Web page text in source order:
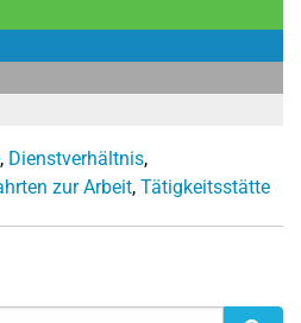
, Dienstverhältnis,
zur Arbeit, Tätigkeitsstätte